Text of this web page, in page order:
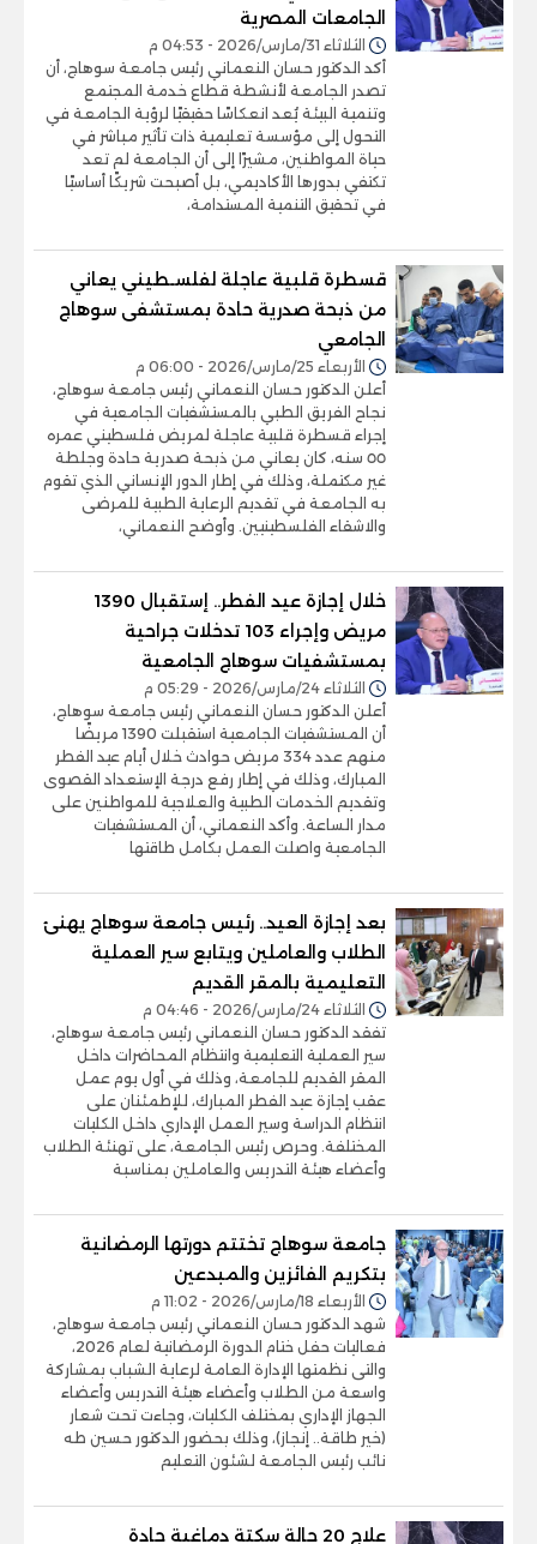
الجامعات المصرية
الثلاثاء 31/مارس/2026 - 04:53 م
أكد الدكتور حسان النعماني رئيس جامعة سوهاج، أن
تصدر الجامعة لأنشطة قطاع خدمة المجتمع
وتنمية البيئة يُعد انعكاسًا حقيقيًا لرؤية الجامعة في
التحول إلى مؤسسة تعليمية ذات تأثير مباشر في
حياة المواطنين، مشيرًا إلى أن الجامعة لم تعد
تكتفي بدورها الأكاديمي، بل أصبحت شريكًا أساسيًا
في تحقيق التنمية المستدامة،
قسطرة قلبية عاجلة لفلسـطيني يعاني
من ذبحة صدرية حادة بمستشفى سوهاج
الجامعي
الأربعاء 25/مارس/2026 - 06:00 م
أعلن الدكتور حسان النعماني رئيس جامعة سوهاج،
نجاح الفريق الطبي بالمستشفيات الجامعية في
إجراء قسطرة قلبية عاجلة لمريض فلسطيني عمره
٥٥ سنه، كان يعاني من ذبحة صدرية حادة وجلطة
غير مكتملة، وذلك في إطار الدور الإنساني الذي تقوم
به الجامعة في تقديم الرعاية الطبية للمرضى
والاشقاء الفلسطينيين. وأوضح النعماني،
خلال إجازة عيد الفطر.. إستقبال 1390
مريض وإجراء 103 تدخلات جراحية
بمستشفيات سوهاج الجامعية
الثلاثاء 24/مارس/2026 - 05:29 م
أعلن الدكتور حسان النعماني رئيس جامعة سوهاج،
أن المستشفيات الجامعية استقبلت 1390 مريضًا
منهم عدد 334 مريض حوادث خلال أيام عيد الفطر
المبارك، وذلك في إطار رفع درجة الإستعداد القصوى
وتقديم الخدمات الطبية والعلاجية للمواطنين على
مدار الساعة. وأكد النعماني، أن المستشفيات
الجامعية واصلت العمل بكامل طاقتها
بعد إجازة العيد.. رئيس جامعة سوهاج يهنئ
الطلاب والعاملين ويتابع سير العملية
التعليمية بالمقر القديم
الثلاثاء 24/مارس/2026 - 04:46 م
تفقد الدكتور حسان النعماني رئيس جامعة سوهاج،
سير العملية التعليمية وانتظام المحاضرات داخل
المقر القديم للجامعة، وذلك في أول يوم عمل
عقب إجازة عيد الفطر المبارك، للإطمئنان على
انتظام الدراسة وسير العمل الإداري داخل الكليات
المختلفة. وحرص رئيس الجامعة، على تهنئة الطلاب
وأعضاء هيئة التدريس والعاملين بمناسبة
جامعة سوهاج تختتم دورتها الرمضانية
بتكريم الفائزين والمبدعين
الأربعاء 18/مارس/2026 - 11:02 م
شهد الدكتور حسان النعماني رئيس جامعة سوهاج،
فعاليات حفل ختام الدورة الرمضانية لعام 2026،
والتى نظمتها الإدارة العامة لرعاية الشباب بمشاركة
واسعة من الطلاب وأعضاء هيئة التدريس وأعضاء
الجهاز الإداري بمختلف الكليات، وجاءت تحت شعار
(خير طاقة.. إنجاز)، وذلك بحضور الدكتور حسين طه
نائب رئيس الجامعة لشئون التعليم
علاج 20 حالة سكتة دماغية حادة